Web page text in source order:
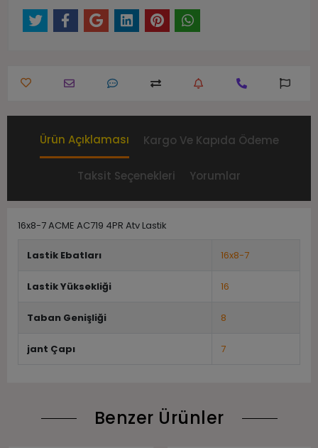
Ürün Açıklaması Kargo Ve Kapıda Ödeme
Taksit Seçenekleri Yorumlar
16x8-7 ACME AC719 4PR Atv Lastik
Lastik Ebatları 16x8-7
Lastik Yüksekliği 16
Taban Genişliği 8
jant Çapı 7
Benzer Ürünler